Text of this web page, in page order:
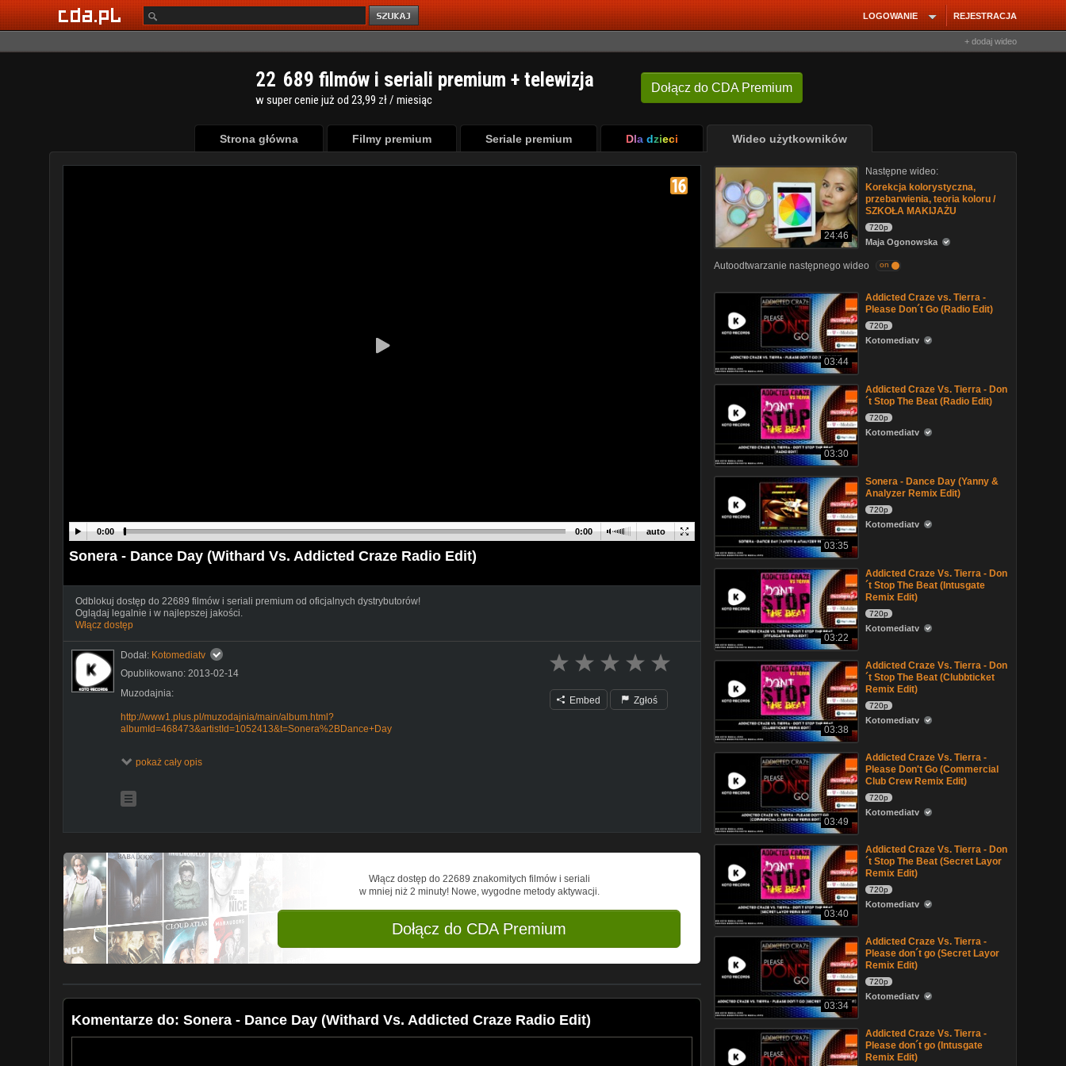
REJESTRACJA
LOGOWANIE
+ dodaj wideo
Dołącz do CDA Premium
22 689 filmów i seriali premium + telewizja
w super cenie już od 23,99 zł / miesiąc
Strona główna Filmy premium Seriale premium Dla dzieci Wideo użytkowników
auto
0:00 0:00
Sonera - Dance Day (Withard Vs. Addicted Craze Radio Edit)
Odblokuj dostęp do 22689 filmów i seriali premium od oficjalnych dystrybutorów!
Oglądaj legalnie i w najlepszej jakości.
Włącz dostęp
Dodał: Kotomediatv
Opublikowano: 2013-02-14
Muzodajnia:
http://www1.plus.pl/muzodajnia/main/album.html?
albumId=468473&artistId=1052413&t=Sonera%2BDance+Day
Play:
bookings: booking@koto-media.info
Facebook: http://www.facebook.com/pages/Koto-Media-Group/181078308601897
Twitter:
https://twitter.com/KotoMedia1
Copyright protected for Poland. (p) 2012 by Koto Media Group - All rights reserved. Only for
watching, listening and streaming. Downloading, copying, sharing and making available is
strictly prohibited.
pokaż cały opis
Embed Zgłoś
Włącz dostęp do 22689 znakomitych filmów i seriali
w mniej niż 2 minuty! Nowe, wygodne metody aktywacji.
Dołącz do CDA Premium
Komentarze do: Sonera - Dance Day (Withard Vs. Addicted Craze Radio Edit)
24:46
Następne wideo:
Korekcja kolorystyczna,
przebarwienia, teoria koloru /
SZKOŁA MAKIJAŻU
720p
Maja Ogonowska
Autoodtwarzanie następnego wideo on
03:44
Addicted Craze vs. Tierra -
Please Don´t Go (Radio Edit)
720p
Kotomediatv
03:30
Addicted Craze Vs. Tierra - Don
´t Stop The Beat (Radio Edit)
720p
Kotomediatv
03:35
Sonera - Dance Day (Yanny &
Analyzer Remix Edit)
720p
Kotomediatv
03:22
Addicted Craze Vs. Tierra - Don
´t Stop The Beat (Intusgate
Remix Edit)
720p
Kotomediatv
03:38
Addicted Craze Vs. Tierra - Don
´t Stop The Beat (Clubbticket
Remix Edit)
720p
Kotomediatv
03:49
Addicted Craze Vs. Tierra -
Please Don't Go (Commercial
Club Crew Remix Edit)
720p
Kotomediatv
03:40
Addicted Craze Vs. Tierra - Don
´t Stop The Beat (Secret Layor
Remix Edit)
720p
Kotomediatv
03:34
Addicted Craze Vs. Tierra -
Please don´t go (Secret Layor
Remix Edit)
720p
Kotomediatv
Addicted Craze Vs. Tierra -
Please don´t go (Intusgate
Remix Edit)